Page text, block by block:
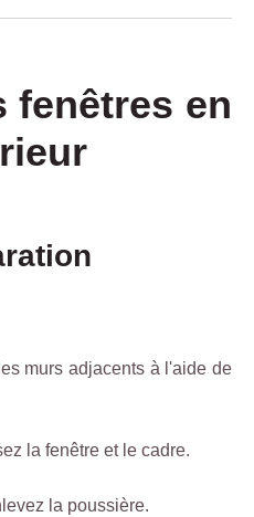
fenêtres en
murs adjacents à l'aide de
la fenêtre et le cadre.
la poussière.